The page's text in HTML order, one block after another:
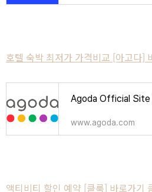
호텔 숙박 최저가 가격비교 [아고다]
www.agoda.com
액티비티 할인 예약 [클룩] 바로가기